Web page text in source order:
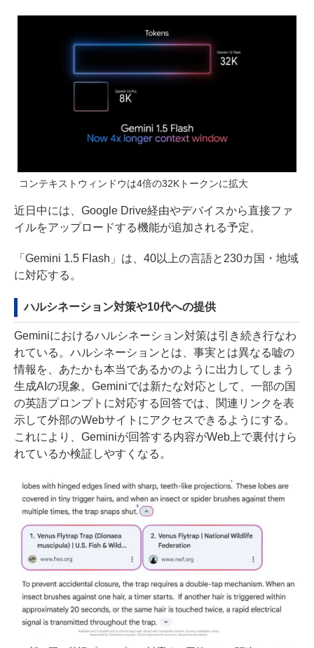
コンテキストウィンドウは4倍の32Kトークンに拡大
近日中には、Google Drive経由やデバイスから直接ファ
イルをアップロードする機能が追加される予定。
「Gemini 1.5 Flash」は、40以上の言語と230カ国・地域
に対応する。
ハルシネーション対策や10代への提供
Geminiにおけるハルシネーション対策は引き続き行なわ
れている。ハルシネーションとは、事実とは異なる嘘の
情報を、あたかも本当であるかのように出力してしまう
生成AIの現象。Geminiでは新たな対応として、一部の国
の英語プロンプトに対応する回答では、関連リンクを表
示して外部のWebサイトにアクセスできるようにする。
これにより、Geminiが回答する内容がWeb上で裏付けら
れているか検証しやすくなる。